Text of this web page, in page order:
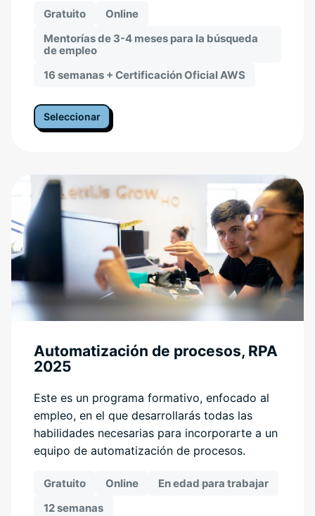
Gratuito
Online
Mentorías de 3-4 meses para la búsqueda
de empleo
16 semanas + Certificación Oficial AWS
Seleccionar
Automatización de procesos, RPA
2025
Este es un programa formativo, enfocado al
empleo, en el que desarrollarás todas las
habilidades necesarias para incorporarte a un
equipo de automatización de procesos.
Gratuito Online
En edad para trabajar
12 semanas